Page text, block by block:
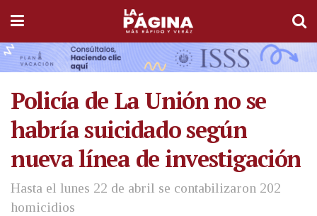
Policía de La Unión no se
habría suicidado según
nueva línea de investigación
Hasta el lunes 22 de abril se contabilizaron 202
homicidios